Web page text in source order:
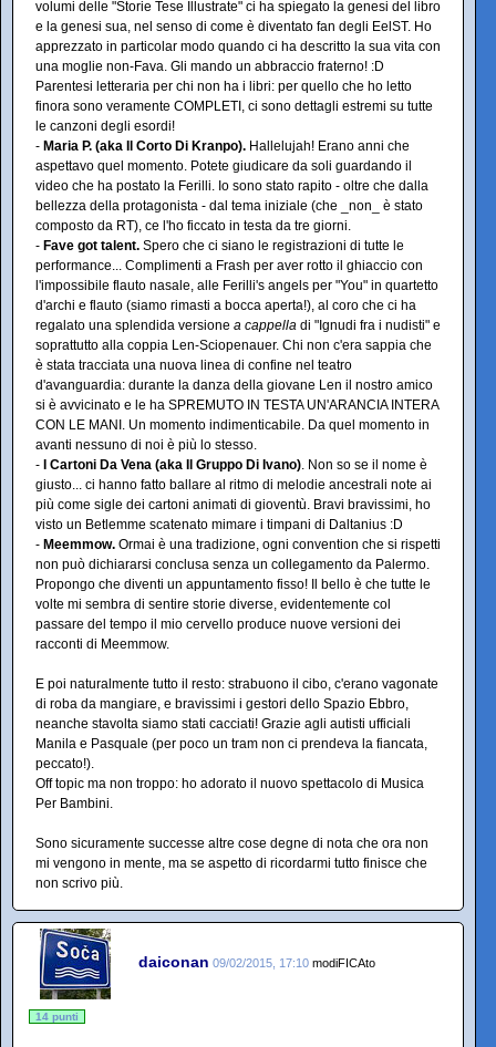
volumi delle "Storie Tese Illustrate" ci ha spiegato la genesi del libro
e la genesi sua, nel senso di come è diventato fan degli EelST. Ho
apprezzato in particolar modo quando ci ha descritto la sua vita con
una moglie non-Fava. Gli mando un abbraccio fraterno! :D
Parentesi letteraria per chi non ha i libri: per quello che ho letto
finora sono veramente COMPLETI, ci sono dettagli estremi su tutte
le canzoni degli esordi!
- Maria P. (aka Il Corto Di Kranpo). Hallelujah! Erano anni che
aspettavo quel momento. Potete giudicare da soli guardando il
video che ha postato la Ferilli. Io sono stato rapito - oltre che dalla
bellezza della protagonista - dal tema iniziale (che _non_ è stato
composto da RT), ce l'ho ficcato in testa da tre giorni.
- Fave got talent. Spero che ci siano le registrazioni di tutte le
performance... Complimenti a Frash per aver rotto il ghiaccio con
l'impossibile flauto nasale, alle Ferilli's angels per "You" in quartetto
d'archi e flauto (siamo rimasti a bocca aperta!), al coro che ci ha
regalato una splendida versione a cappella di "Ignudi fra i nudisti" e
soprattutto alla coppia Len-Sciopenauer. Chi non c'era sappia che
è stata tracciata una nuova linea di confine nel teatro
d'avanguardia: durante la danza della giovane Len il nostro amico
si è avvicinato e le ha SPREMUTO IN TESTA UN'ARANCIA INTERA
CON LE MANI. Un momento indimenticabile. Da quel momento in
avanti nessuno di noi è più lo stesso.
-
I Cartoni Da Vena (aka Il Gruppo Di Ivano). Non so se il nome è
giusto... ci hanno fatto ballare al ritmo di melodie ancestrali note ai
più come sigle dei cartoni animati di gioventù. Bravi bravissimi, ho
visto un Betlemme scatenato mimare i timpani di Daltanius :D
- Meemmow. Ormai è una tradizione, ogni convention che si rispetti
non può dichiararsi conclusa senza un collegamento da Palermo.
Propongo che diventi un appuntamento fisso! Il bello è che tutte le
volte mi sembra di sentire storie diverse, evidentemente col
passare del tempo il mio cervello produce nuove versioni dei
racconti di Meemmow.
E poi naturalmente tutto il resto: strabuono il cibo, c'erano vagonate
di roba da mangiare, e bravissimi i gestori dello Spazio Ebbro,
neanche stavolta siamo stati cacciati! Grazie agli autisti ufficiali
Manila e Pasquale (per poco un tram non ci prendeva la fiancata,
peccato!).
Off topic ma non troppo: ho adorato il nuovo spettacolo di Musica
Per Bambini.
Sono sicuramente successe altre cose degne di nota che ora non
mi vengono in mente, ma se aspetto di ricordarmi tutto finisce che
non scrivo più.
daiconan 09/02/2015, 17:10 modiFICAto
14 punti